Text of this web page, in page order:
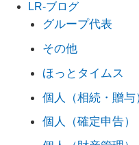
LR-ブログ
グループ代表
その他
ほっとタイムス
個人（相続・贈与
個人（確定申告）